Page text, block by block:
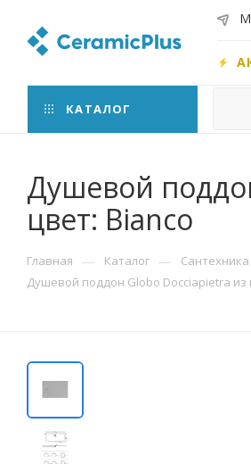
КАТАЛОГ
Душевой
цвет: Bianco
Главная — Каталог — Сантехника
Душевой поддон Globo Docciapietra из